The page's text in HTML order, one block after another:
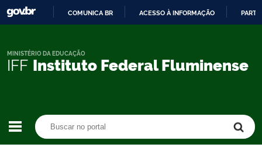
CONTEÚDO
COMUNICA BR ACESSO À INFORMAÇÃO
IFF Instituto Federal Fluminense
MINISTÉRIO DA EDUCAÇÃO